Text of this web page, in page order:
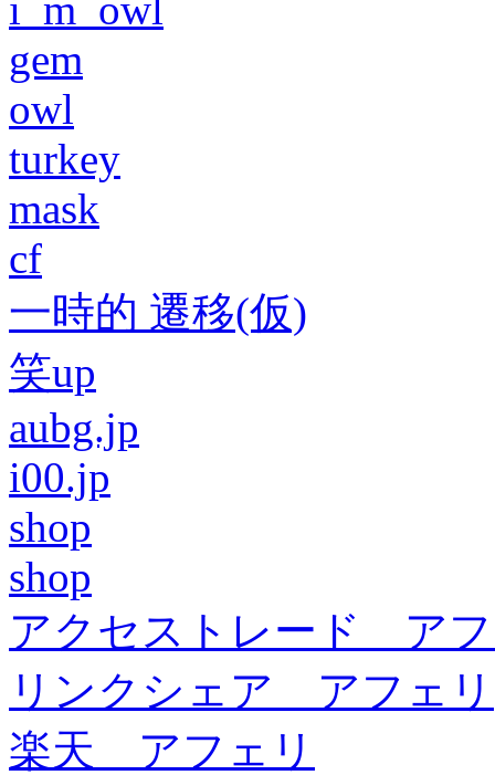
gem
owl
turkey
mask
cf
一時的 遷移(仮)
笑up
aubg.jp
i00.jp
shop
shop
アクセストレード ア
リンクシェア アフェリ
楽天 アフェリ